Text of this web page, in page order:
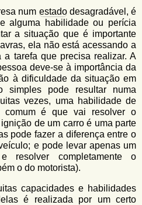
num estadodesagradável, é
alguma habilidade ou perícia
a situação que é importante
ela não está acessando a
a tarefa que precisa realizar. A
deve-se à importância da
à dificuldade da situação em
simples pode resultar numa
vezes, uma habilidade de
comum é que vai resolver o
de um carro é uma parte
pode fazer a diferença entre o
e pode levar apenas um
resolver completamente o
o do motorista).
capacidades e habilidades
é realizada por um certo